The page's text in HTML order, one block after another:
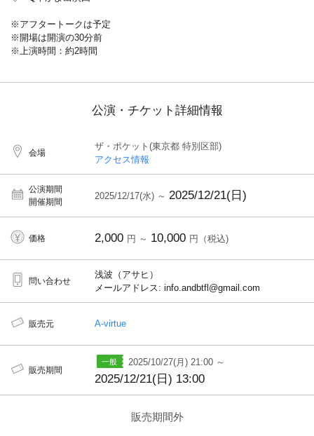
※アフタートークは予定
※開場は開演の30分前
※上演時間：約2時間
公演・チケット詳細情報
会場
ザ・ポケット(東京都 特別区部)
アクセス情報
公演期間
開催期間
2025/12/17(水) ～ 2025/12/21(日)
価格 2,000 円 ～ 10,000 円（税込)
問い合わせ
浅波（アサヒ）
メールアドレス: info.andbtfl@gmail.com
販売元 A-virtue
販売期間
2025/10/27(月) 21:00 ～
2025/12/21(日) 13:00
販売期間外